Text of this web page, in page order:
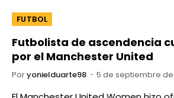
FUTBOL
Futbolista de ascendencia
por el Manchester United
Poryonielduarte98 5 de septiembre